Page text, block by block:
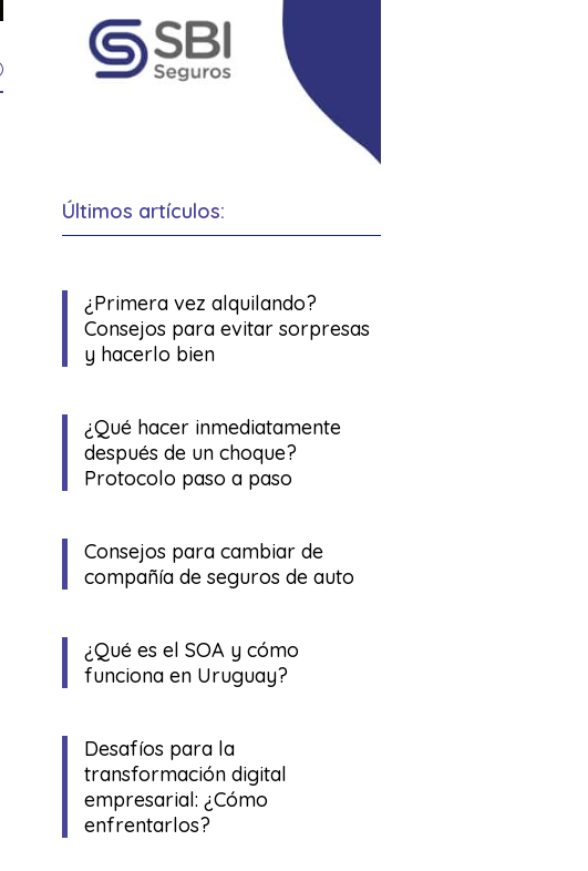
Últimos artículos:
¿Primera vez alquilando?
Consejos para evitar sorpresas
y hacerlo bien
¿Qué hacer inmediatamente
después de un choque?
Protocolo paso a paso
Consejos para cambiar de
compañía de seguros de auto
¿Qué es el SOA y cómo
funciona en Uruguay?
Desafíos para la
transformación digital
empresarial: ¿Cómo
enfrentarlos?